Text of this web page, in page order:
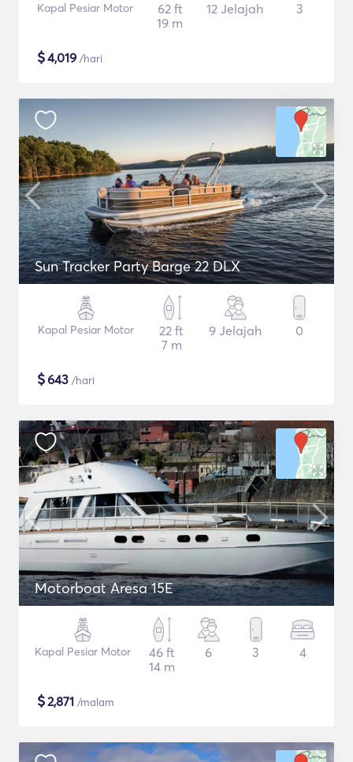
Kapal Pesiar Motor
62 ft
19 m
12 Jelajah 3
$4,019 /hari
Sun Tracker Party Barge 22 DLX
Kapal Pesiar Motor
22 ft
7 m
9 Jelajah 0
$643 /hari
Motorboat Aresa 15E
Kapal Pesiar Motor
46 ft
14 m
6 3 4
$2,871 /malam